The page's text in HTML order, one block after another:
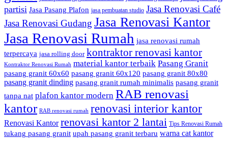
partisi Jasa Pasang Plafon jasa pembuatan studio Jasa Renovasi Café
Jasa Renovasi Gudang Jasa Renovasi Kantor
Jasa Renovasi Rumah jasa renovasi rumah
terpercaya jasa rolling door kontraktor renovasi kantor
Kontraktor Renovasi Rumah material kantor terbaik Pasang Granit
pasang granit 60x60 pasang granit 60x120 pasang granit 80x80
pasang granit dinding pasang granit rumah minimalis pasang granit
tanpa nat plafon kantor modern RAB renovasi
kantor RAB renovasi rumah renovasi interior kantor
Renovasi Kantor renovasi kantor 2 lantai Tips Renovasi Rumah
tukang pasang granit upah pasang granit terbaru warna cat kantor